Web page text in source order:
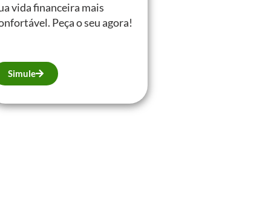
vida financeira mais
Peça o seu agora!
Simule